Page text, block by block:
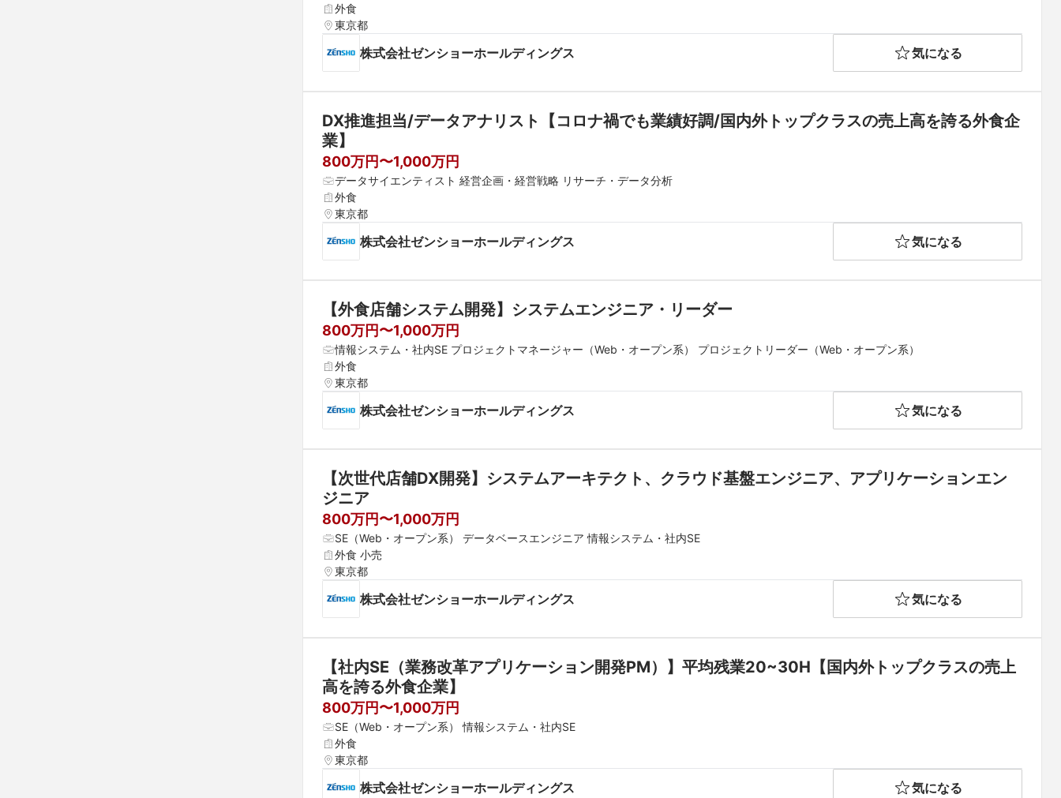
外食
東京都
株式会社ゼンショーホールディングス 気になる
DX推進担当/データアナリスト【コロナ禍でも業績好調/国内外トップクラスの売上高を誇る外食企
業】
800万円〜1,000万円
データサイエンティスト 経営企画・経営戦略 リサーチ・データ分析
外食
東京都
株式会社ゼンショーホールディングス 気になる
【外食店舗システム開発】システムエンジニア・リーダー
800万円〜1,000万円
情報システム・社内SE プロジェクトマネージャー（Web・オープン系） プロジェクトリーダー（Web・オープン系）
外食
東京都
株式会社ゼンショーホールディングス 気になる
【次世代店舗DX開発】システムアーキテクト、クラウド基盤エンジニア、アプリケーションエン
ジニア
800万円〜1,000万円
SE（Web・オープン系） データベースエンジニア 情報システム・社内SE
外食 小売
東京都
株式会社ゼンショーホールディングス 気になる
【社内SE（業務改革アプリケーション開発PM）】平均残業20~30H【国内外トップクラスの売上
高を誇る外食企業】
800万円〜1,000万円
SE（Web・オープン系） 情報システム・社内SE
外食
東京都
株式会社ゼンショーホールディングス 気になる